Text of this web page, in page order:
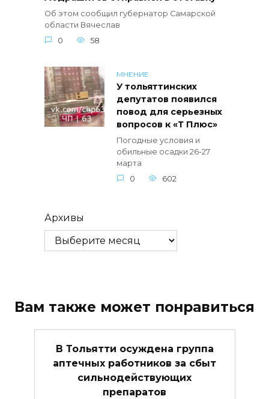
Об этом сообщил губернатор Самарской
области Вячеслав
0
58
МНЕНИЕ
У тольяттинских
депутатов появился
повод для серьезных
вопросов к «Т Плюс»
Погодные условия и
обильные осадки 26-27
марта
0
602
Архивы
Вам также может понравиться
В Тольятти осуждена группа
аптечных работников за сбыт
сильнодействующих
препаратов